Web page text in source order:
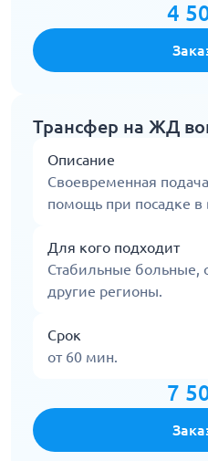
4
Трансфер на ЖД
Описание
Своевременная
помощь при посадке в
Для кого подходит
Стабильные больные,
другие регионы.
Срок
от 60 мин.
7